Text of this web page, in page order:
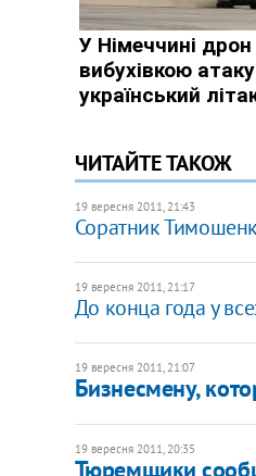
ЧИТАЙТЕ ТАКОЖ
19 вересня 2011, 21:43
Соратник
19 вересня 2011, 21:17
До конца года у
19 вересня 2011, 21:07
Бизнесмену,
19 вересня 2011, 20:35
Тюремщики